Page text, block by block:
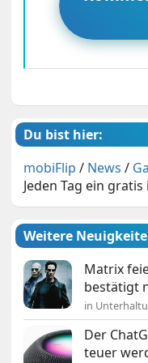
Du bist hier:
mobiFlip / News /
Jeden Tag ein
Weitere
Matrix
bestätigt
in
Der
teuer